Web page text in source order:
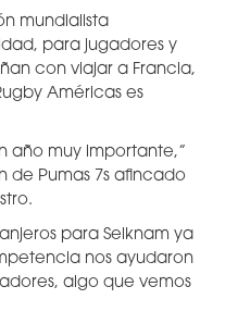
mundialista
para jugadores y
con viajar a Francia,
Américas es
año muy importante,”
de Pumas 7s afincado
para Selknam ya
nos ayudaron
algo que vemos